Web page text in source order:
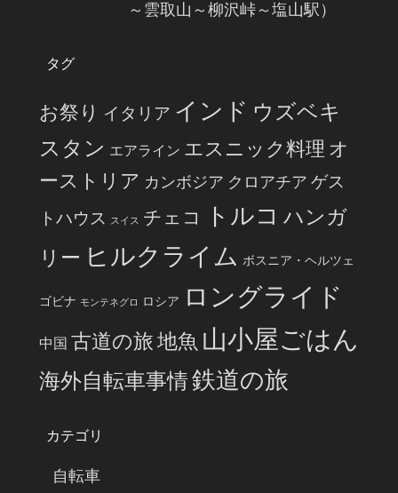
～雲取山～柳沢峠～塩山駅）
タグ
お祭り イタリア インド ウズベキ
スタン エアライン エスニック料理 オ
ーストリア カンボジア クロアチア ゲス
トハウス
スイス チェコ トルコ ハンガ
リー ヒルクライム ボスニア・ヘルツェ
ゴビナ モンテネグロ ロシア ロングライド
中国 古道の旅 地魚 山小屋ごはん
海外自転車事情鉄道の旅
カテゴリ
自転車